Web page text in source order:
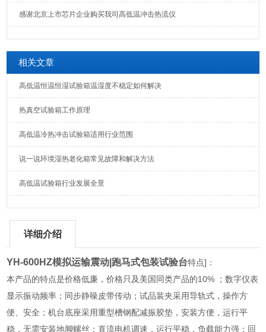
感谢北京上市芯片企业购买我司高低温冲击热流仪
相关文章
高低温恒温恒湿试验箱温湿度不稳定如何解决
热真空试验箱工作原理
高低温冷热冲击试验箱适用行业范围
说一说环境湿热老化箱常见故障和解决方法
高低温试验箱行业发展全景
详细介绍
YH-600HZ模拟运输震动|跑马式包装试验台特点]：
本产品的特点是价格低廉，价格只及美国同类产品的10% ；数字仪表
显示振动频率；同步静噪皮带传动；试品装夹采用导轨式，操作方
便、安全；机台底座采用重型槽钢配减振胶垫，安装方便，运行平
稳，无需安装地脚螺丝；直流电机调速，运行平稳，负载能力强；回